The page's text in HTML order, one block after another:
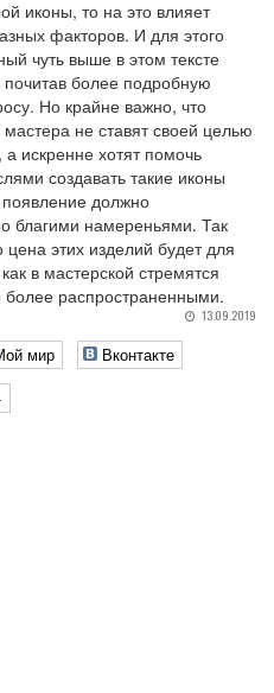
иконы, то на это влияет
факторов. И для этого
чуть выше в этом тексте
более подробную
Но крайне важно, что
не ставят своей целью
а искренне хотят помочь
создавать такие иконы
появление должно
благими намереньями. Так
этих изделий будет для
в мастерской стремятся
более распространенными.
13.09.2019
мир
Вконтакте